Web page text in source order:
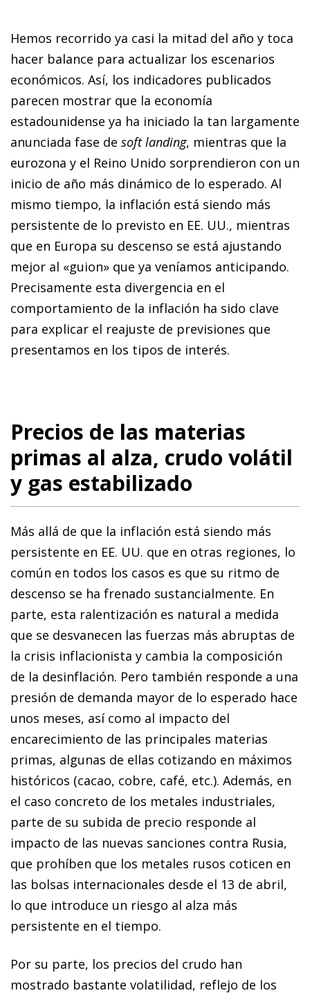
Hemos recorrido ya casi la mitad del año y toca
hacer balance para actualizar los escenarios
económicos. Así, los indicadores publicados
parecen mostrar que la economía
estadounidense ya ha iniciado la tan largamente
anunciada fase de soft landing, mientras que la
eurozona y el Reino Unido sorprendieron con un
inicio de año más dinámico de lo esperado. Al
mismo tiempo, la inflación está siendo más
persistente de lo previsto en EE. UU., mientras
que en Europa su descenso se está ajustando
mejor al «guion» que ya veníamos anticipando.
Precisamente esta divergencia en el
comportamiento de la inflación ha sido clave
para explicar el reajuste de previsiones que
presentamos en los tipos de interés.
Precios de las materias
primas al alza, crudo volátil
y gas estabilizado
Más allá de que la inflación está siendo más
persistente en EE. UU. que en otras regiones, lo
común en todos los casos es que su ritmo de
descenso se ha frenado sustancialmente. En
parte, esta ralentización es natural a medida
que se desvanecen las fuerzas más abruptas de
la crisis inflacionista y cambia la composición
de la desinflación. Pero también responde a una
presión de demanda mayor de lo esperado hace
unos meses, así como al impacto del
encarecimiento de las principales materias
primas, algunas de ellas cotizando en máximos
históricos (cacao, cobre, café, etc.). Además, en
el caso concreto de los metales industriales,
parte de su subida de precio responde al
impacto de las nuevas sanciones contra Rusia,
que prohíben que los metales rusos coticen en
las bolsas internacionales desde el 13 de abril,
lo que introduce un riesgo al alza más
persistente en el tiempo.
Por su parte, los precios del crudo han
mostrado bastante volatilidad, reflejo de los